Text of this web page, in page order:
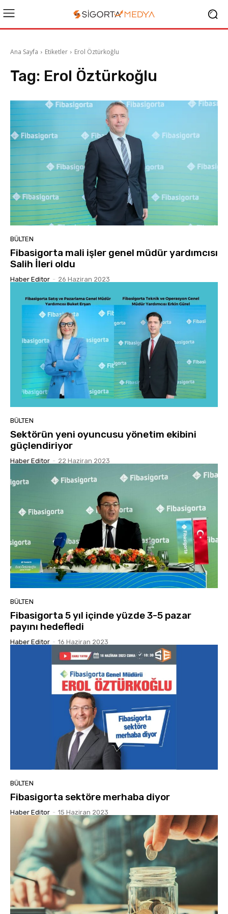
Ana Sayfa Etiketler Erol Öztürkoğlu
Tag: Erol Öztürkoğlu
BÜLTEN
Fibasigorta mali işler genel müdür yardımcısı
Salih İleri oldu
Haber Editor - 26 Haziran 2023
BÜLTEN
Sektörün yeni oyuncusu yönetim ekibini
güçlendiriyor
Haber Editor - 22 Haziran 2023
BÜLTEN
Fibasigorta 5 yıl içinde yüzde 3-5 pazar
payını hedefledi
Haber Editor - 16 Haziran 2023
BÜLTEN
Fibasigorta sektöre merhaba diyor
Haber Editor - 15 Haziran 2023